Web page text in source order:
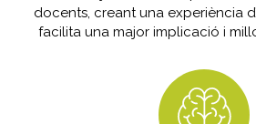
docents, creant una experiència
facilita una major implicació i